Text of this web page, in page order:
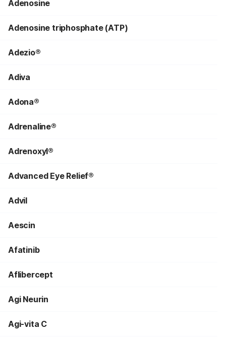
Adenosine
Adenosine triphosphate (ATP)
Adezio®
Adiva
Adona®
Adrenaline®
Adrenoxyl®
Advanced Eye Relief®
Advil
Aescin
Afatinib
Aflibercept
Agi Neurin
Agi-vita C